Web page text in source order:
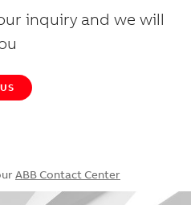
inquiry and we will
ABB Contact Center